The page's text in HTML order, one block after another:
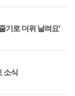
기로 더위 날려요'
소식